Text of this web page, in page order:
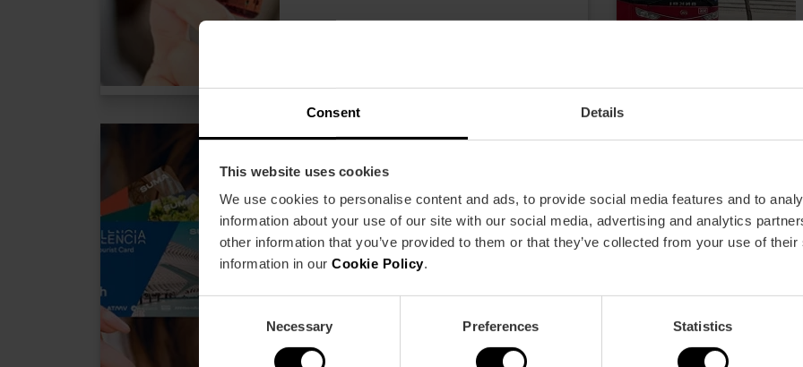
Consent Details
This website uses cookies
We use cookies to personalise content and ads, to provide social media features and to
information about your use of our site with our social media, advertising and analytics
other information that you’ve provided to them or that they’ve collected from your use of
information in our Cookie Policy.
Necessary Preferences Statistics
GRUPPI Valencia Tourist Card
24, 48 o 72 ore
4.9 - 6 recensioni
15% Sconto
Attivazione al primo utilizzo
Da17,00 €